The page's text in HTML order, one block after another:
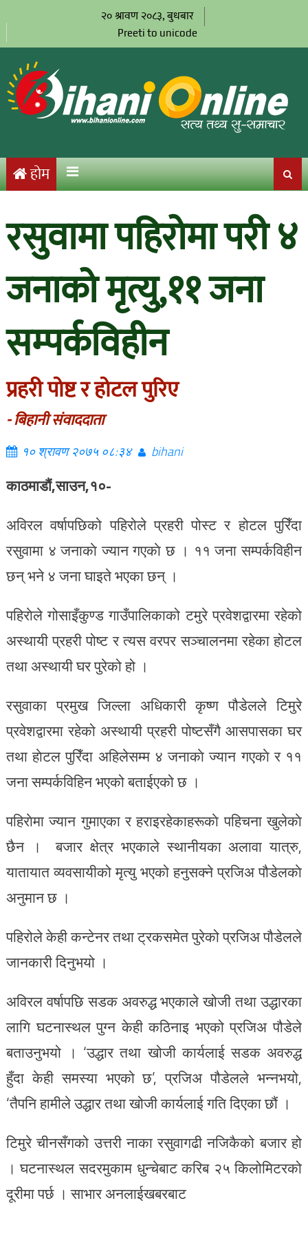
२० श्रावण २०८३, बुधबार
Preeti to unicode
होम
रसुवामा पहिरोमा परी ४
जनाको मृत्यु,११ जना
सम्पर्कविहीन
प्रहरी पोष्ट र होटल पुरिए
- बिहानी संवाददाता
१० श्रावण २०७५ ०८:३४ bihani
काठमाडौं,साउन,१०-
अविरल वर्षापछिको पहिरोले प्रहरी पोस्ट र होटल पुरिँदा
रसुवामा ४ जनाकाे ज्यान गएकाे छ । ११ जना सम्पर्कविहीन
छन् भने ४ जना घाइते भएका छन् ।
पहिराेले गोसाइँकुण्ड गाउँपालिकाको टमुरे प्रवेशद्वारमा रहेको
अस्थायी प्रहरी पोष्ट र त्यस वरपर सञ्चालनमा रहेका होटल
तथा अस्थायी घर पुरेको हो ।
रसुवाका प्रमुख जिल्ला अधिकारी कृष्ण पौडेलले टिमुरे
प्रवेशद्वारमा रहेको अस्थायी प्रहरी पोष्टसँगै आसपासका घर
तथा हाेटल पुरिँदा अहिलेसम्म ४ जनाकाे ज्यान गएकाे र ११
जना सम्पर्कविहिन भएको बताईएको छ ।
पहिराेमा ज्यान गुमाएका र हराइरहेकाहरूकाे पहिचना खुलेकाे
छैन । बजार क्षेत्र भएकाले स्थानीयका अलावा यात्रु,
यातायात व्यवसायीको मृत्यु भएको हनुसक्ने प्रजिअ पौडेलकाे
अनुमान छ ।
पहिरोले केही कन्टेनर तथा ट्रकसमेत पुरेको प्रजिअ पौडेलले
जानकारी दिनुभयो ।
अविरल वर्षापछि सडक अवरुद्ध भएकाले खोजी तथा उद्धारका
लागि घटनास्थल पुग्न केही कठिनाइ भएको प्रजिअ पौडेले
बताउनुभयो । ‘उद्धार तथा खोजी कार्यलाई सडक अवरुद्ध
हुँदा केही समस्या भएको छ’, प्रजिअ पौडेलले भन्नभयो,
‘तैपनि हामीले उद्धार तथा खोजी कार्यलाई गति दिएका छौं ।
टिमुरे चीनसँगको उत्तरी नाका रसुवागढी नजिकैको बजार हो
। घटनास्थल सदरमुकाम धुन्चेबाट करिब २५ किलोमिटरको
दूरीमा पर्छ । साभार अनलाईखबरबाट